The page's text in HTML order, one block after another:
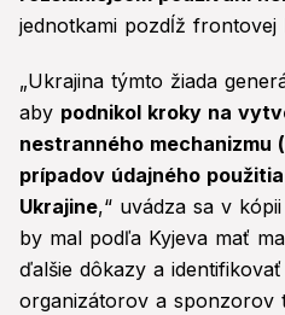
jednotkami pozdĺž frontovej
„Ukrajina týmto žiada
aby podnikol kroky na
nestranného mechanizmu
prípadov údajného
Ukrajine,“ uvádza sa v
by mal podľa Kyjeva mať
ďalšie dôkazy a
organizátorov a sponzorov